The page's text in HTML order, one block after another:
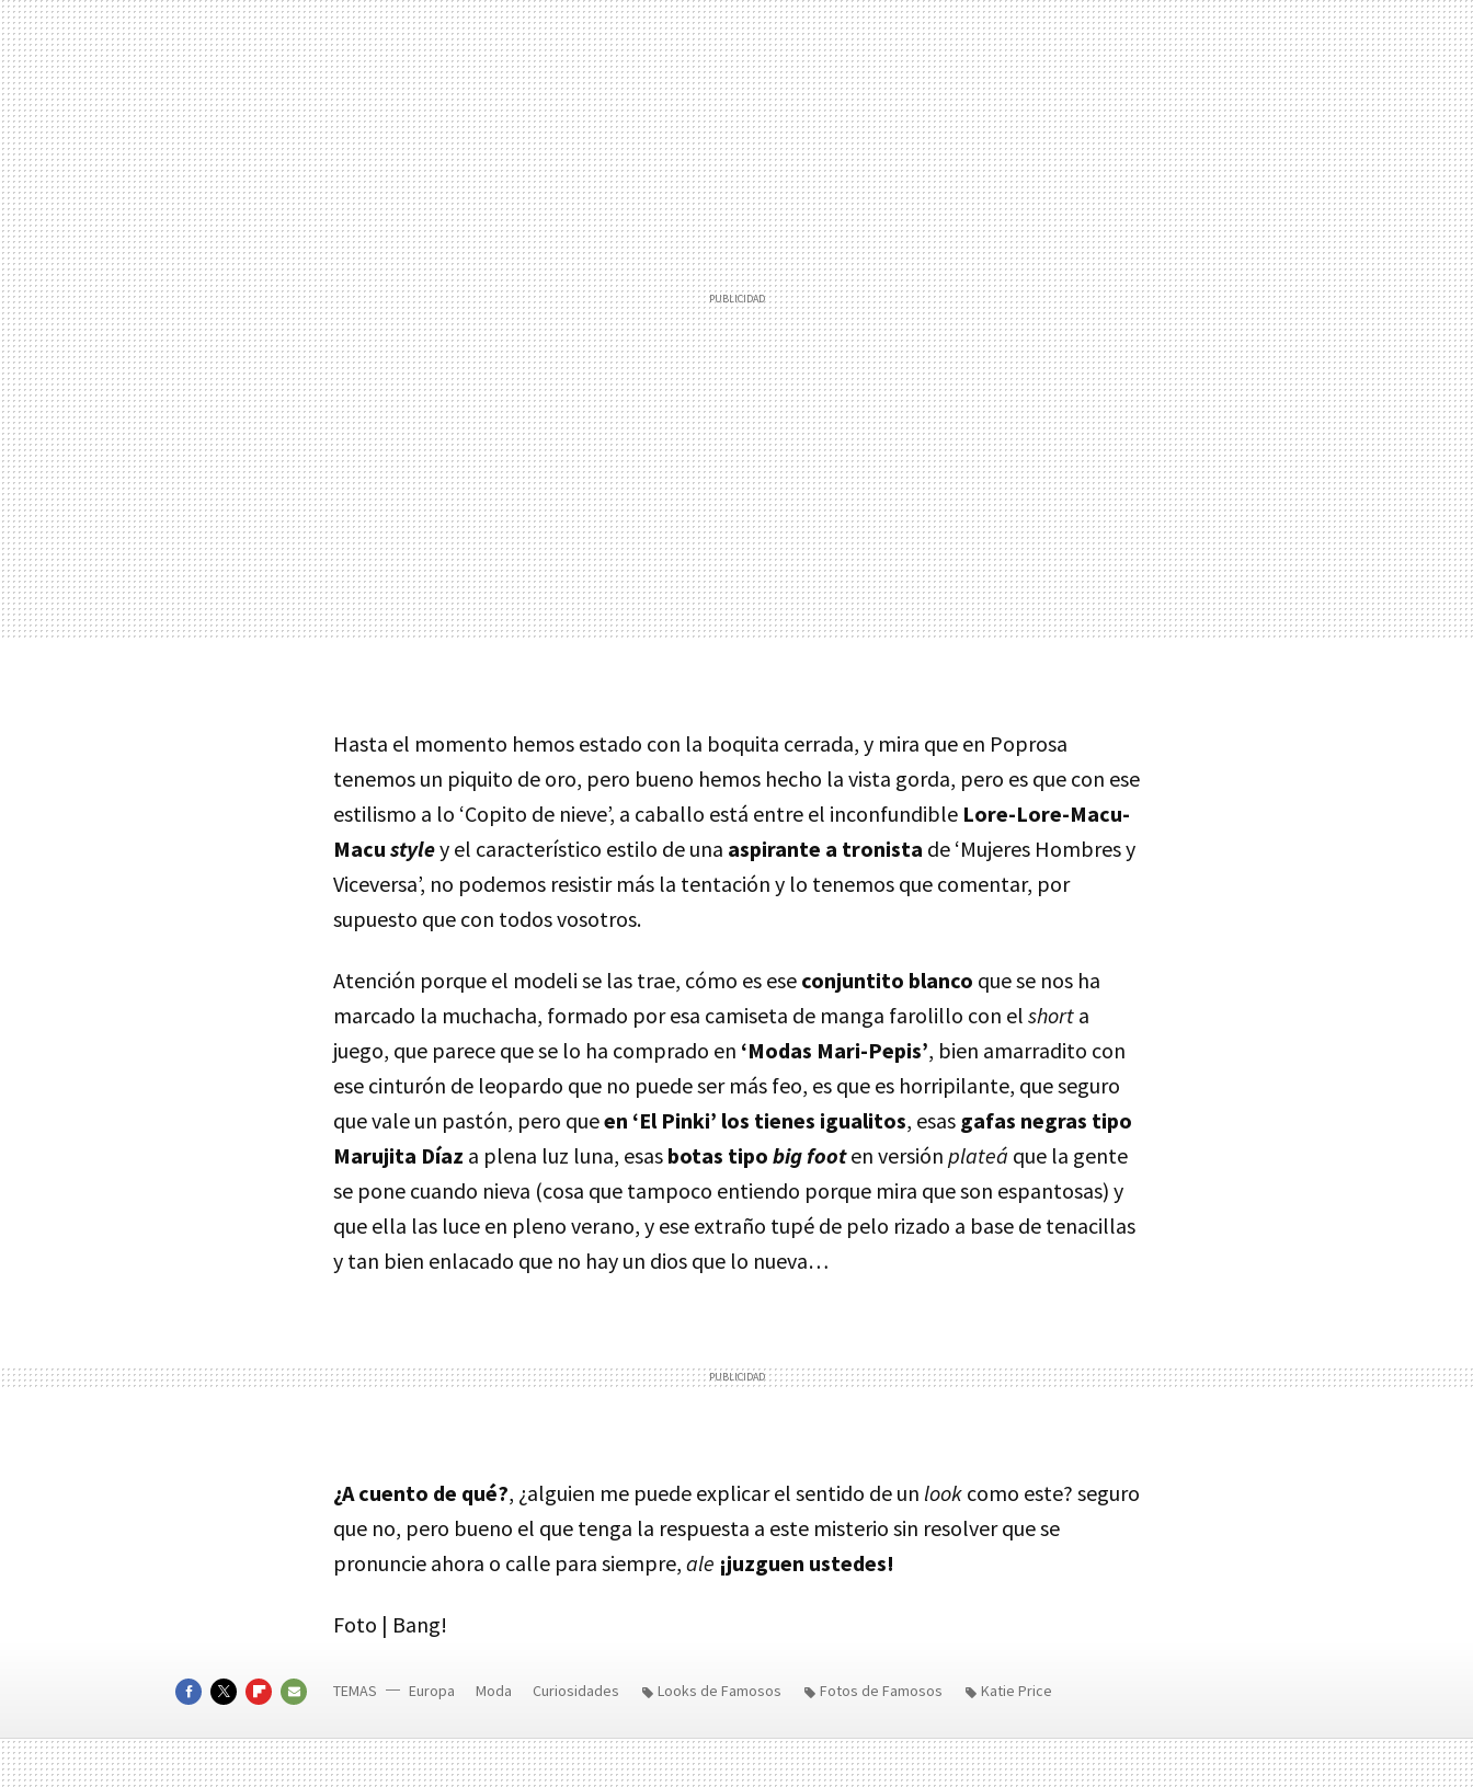
Hasta el momento hemos estado con la boquita cerrada, y mira que en Poprosa
tenemos un piquito de oro, pero bueno hemos hecho la vista gorda, pero es que con ese
estilismo a lo ‘Copito de nieve’, a caballo está entre el inconfundible Lore-Lore-Macu-
Macu styley el característico estilo de una aspirante a tronista de ‘Mujeres Hombres y
Viceversa’, no podemos resistir más la tentación y lo tenemos que comentar, por
supuesto que con todos vosotros.
Atención porque el modeli se las trae, cómo es ese conjuntito blanco que se nos ha
marcado la muchacha, formado por esa camiseta de manga farolillo con el short a
juego, que parece que se lo ha comprado en ‘Modas Mari-Pepis’, bien amarradito con
ese cinturón de leopardo que no puede ser más feo, es que es horripilante, que seguro
que vale un pastón, pero queen ‘El Pinki’ los tienes igualitos, esas gafas negras tipo
Marujita Díaz a plena luz luna, esas botas tipo big footen versión plateá que la gente
se pone cuando nieva (cosa que tampoco entiendo porque mira que son espantosas) y
que ella las luce en pleno verano, y ese extraño tupé de pelo rizado a base de tenacillas
y tan bien enlacado que no hay un dios que lo nueva…
¿A cuento de qué?, ¿alguien me puede explicar el sentido de un look como este? seguro
que no, pero bueno el que tenga la respuesta a este misterio sin resolver que se
pronuncie ahora o calle para siempre, ale ¡juzguen ustedes!
Foto | Bang!
MAIL
TEMAS Europa Moda Curiosidades Looks de Famosos Fotos de Famosos Katie Price